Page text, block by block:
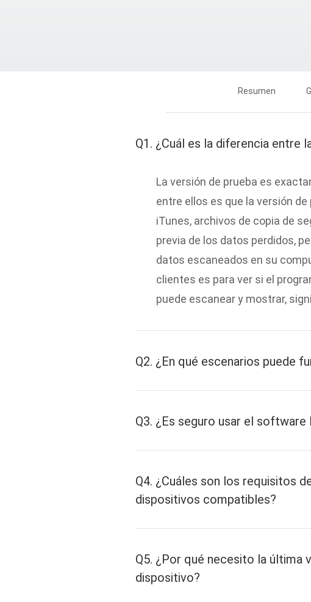
Resumen
Q1. ¿Cuál es la diferencia entre
La versión de prueba es
entre ellos es que la versión
iTunes, archivos de copia de
previa de los datos perdidos,
datos escaneados en su
clientes es para ver si el
puede escanear y mostrar,
Q2. ¿En qué escenarios puede
Q3. ¿Es seguro usar el software
Q4. ¿Cuáles son los requisitos
dispositivos compatibles?
Q5. ¿Por qué necesito la última
dispositivo?